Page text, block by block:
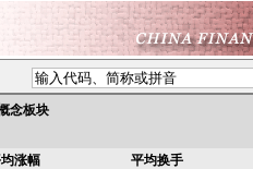
念板块
涨幅 平均换手